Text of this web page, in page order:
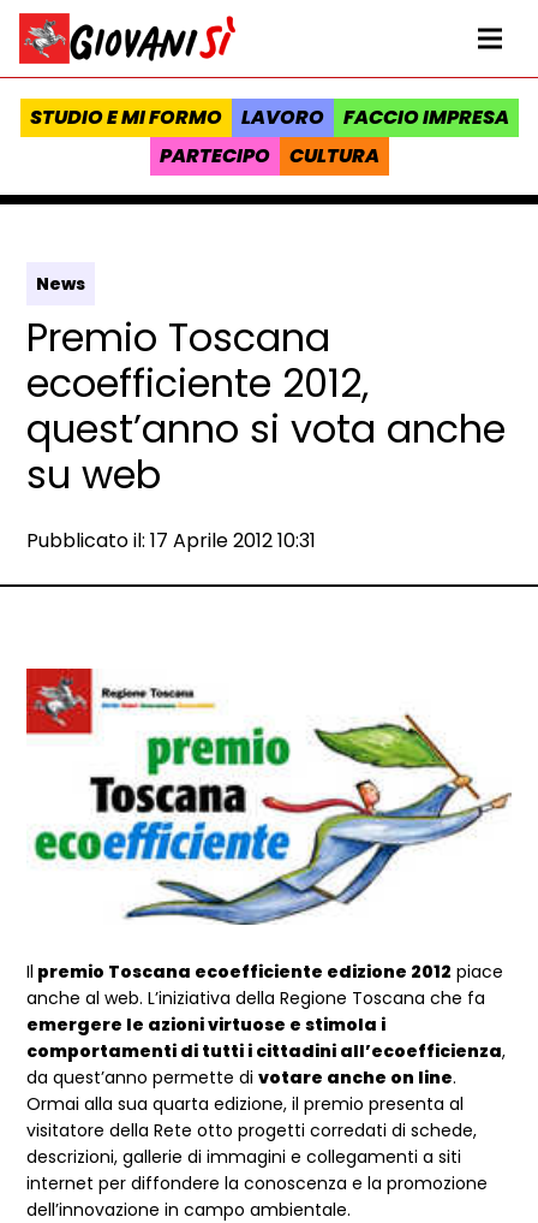
Vai al contenuto
Homepage Giovanisì - Progetto della Regione Toscana
STUDIO E MI FORMO LAVORO
FACCIO IMPRESA
PARTECIPO
CULTURA
News
Premio Toscana
ecoefficiente 2012,
quest’anno si vota anche
su web
Data e ora:
Pubblicato il: 17 Aprile 2012 10:31
Dettagli articolo
Il premio Toscana ecoefficiente edizione 2012 piace
anche al web. L’iniziativa della Regione Toscana che fa
emergere le azioni virtuose e stimola i
comportamenti di tutti i cittadini all’ecoefficienza,
da quest’anno permette divotare anche on line.
Ormai alla sua quarta edizione, il premio presenta al
visitatore della Rete otto progetti corredati di schede,
descrizioni, gallerie di immagini e collegamenti a siti
internet per diffondere la conoscenza e la promozione
dell’innovazione in campo ambientale.